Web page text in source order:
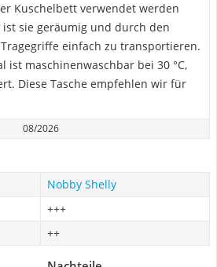
Kuschelbett verwendet werden
sie geräumig und durch den
einfach zu transportieren.
ist maschinenwaschbar bei 30 °C,
Diese Tasche empfehlen wir für
08/2026
Nobby Shelly
+++
++